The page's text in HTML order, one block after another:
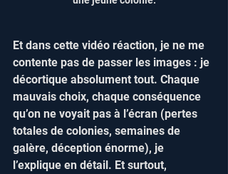
Et dans cette vidéo réaction, je ne me
contente pas de passer les images : je
décortique absolument tout. Chaque
mauvais choix, chaque conséquence
qu’on ne voyait pas à l’écran (pertes
totales de colonies, semaines de
galère, déception énorme), je
l’explique en détail. Et surtout,